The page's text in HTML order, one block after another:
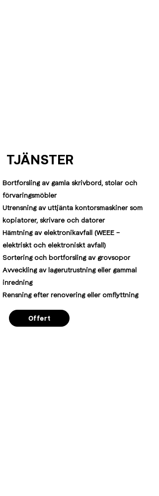
TJÄNSTER
Bortforsling av gamla skrivbord, stolar och
förvaringsmöbler
Utrensning av uttjänta kontorsmaskiner som
kopiatorer, skrivare och datorer
Hämtning av elektronikavfall (WEEE –
elektriskt och elektroniskt avfall)
Sortering och bortforsling av grovsopor
Avveckling av lagerutrustning eller gammal
inredning
Rensning efter renovering eller omflyttning
Offert